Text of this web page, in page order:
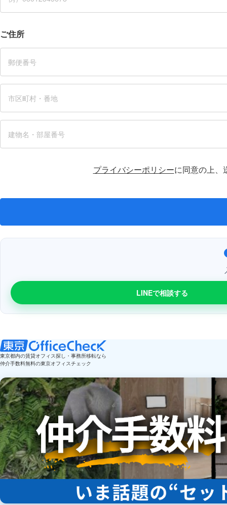
ご住所
プライバシーポリシーに同意の上、
LINEで相談する
東京都内の賃貸オフィス探し・事務所移転なら
仲介手数料無料の東京オフィスチェック